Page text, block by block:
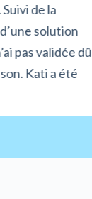
de la
solution
pas validée dû
Kati a été